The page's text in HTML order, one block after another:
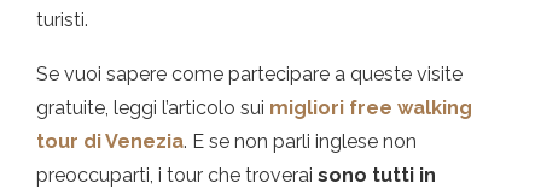
turisti.
Se vuoi sapere come partecipare a queste visite
gratuite, leggi l’articolo sui migliori free walking
tour di Venezia. E se non parli inglese non
preoccuparti, i tour che troverai sono tutti in